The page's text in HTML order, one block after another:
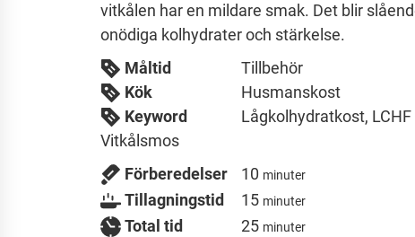
vitkålen har en mildare smak. Det blir
onödiga kolhydrater och stärkelse.
Måltid
Tillbehör
Kök
Husmanskost
Keyword
Lågkolhydratkost,
Vitkålsmos
Förberedelser
10 minuter
minuter
Tillagningstid 15minuter
minuter
Total tid 25minuter
minuter